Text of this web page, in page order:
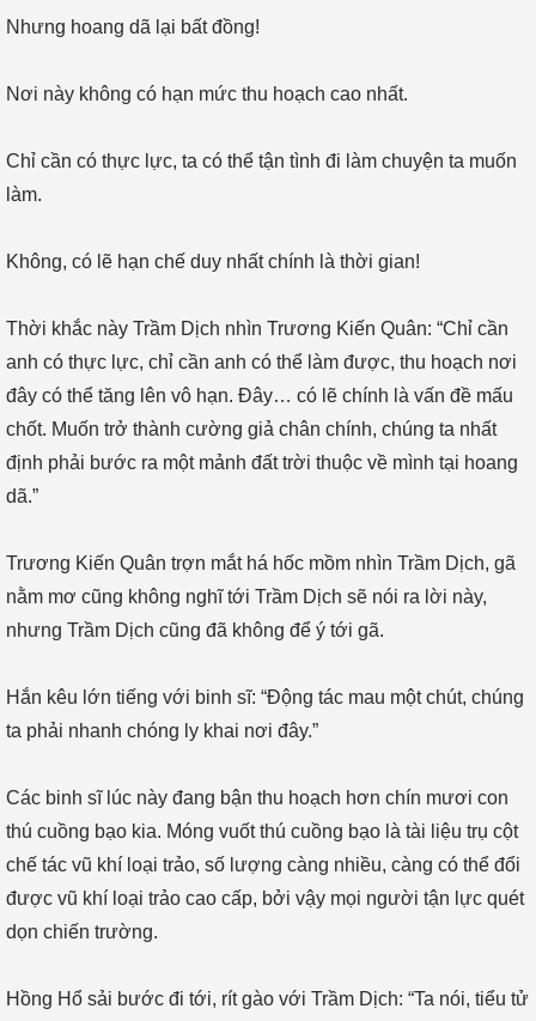
Nhưng hoang dã lại bất đồng!
Nơi này không có hạn mức thu hoạch cao nhất.
Chỉ cần có thực lực, ta có thể tận tình đi làm chuyện ta muốn
làm.
Không, có lẽ hạn chế duy nhất chính là thời gian!
Thời khắc này Trầm Dịch nhìn Trương Kiến Quân: “Chỉ cần
anh có thực lực, chỉ cần anh có thể làm được, thu hoạch nơi
đây có thể tăng lên vô hạn. Đây… có lẽ chính là vấn đề mấu
chốt. Muốn trở thành cường giả chân chính, chúng ta nhất
định phải bước ra một mảnh đất trời thuộc về mình tại hoang
dã.”
Trương Kiến Quân trợn mắt há hốc mồm nhìn Trầm Dịch, gã
nằm mơ cũng không nghĩ tới Trầm Dịch sẽ nói ra lời này,
nhưng Trầm Dịch cũng đã không để ý tới gã.
Hắn kêu lớn tiếng với binh sĩ: “Động tác mau một chút, chúng
ta phải nhanh chóng ly khai nơi đây.”
Các binh sĩ lúc này đang bận thu hoạch hơn chín mươi con
thú cuồng bạo kia. Móng vuốt thú cuồng bạo là tài liệu trụ cột
chế tác vũ khí loại trảo, số lượng càng nhiều, càng có thể đổi
được vũ khí loại trảo cao cấp, bởi vậy mọi người tận lực quét
dọn chiến trường.
Hồng Hổ sải bước đi tới, rít gào với Trầm Dịch: “Ta nói, tiểu tử